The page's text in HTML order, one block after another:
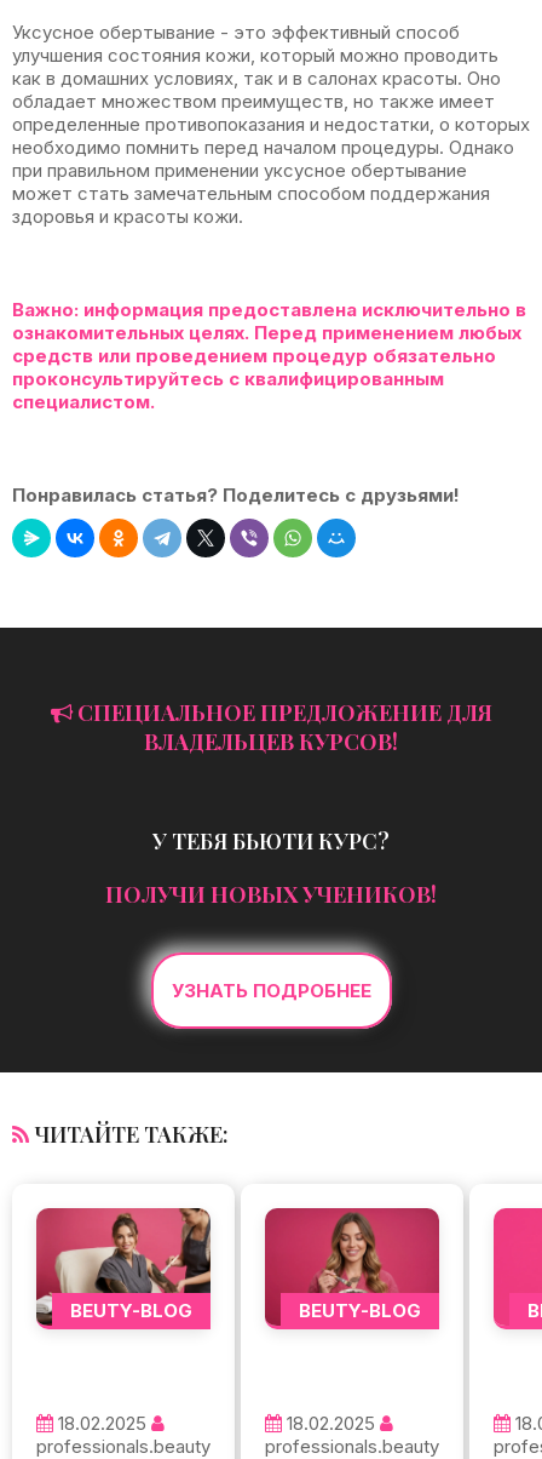
Уксусное обертывание - это эффективный способ
улучшения состояния кожи, который можно проводить
как в домашних условиях, так и в салонах красоты. Оно
обладает множеством преимуществ, но также имеет
определенные противопоказания и недостатки, о которых
необходимо помнить перед началом процедуры. Однако
при правильном применении уксусное обертывание
может стать замечательным способом поддержания
здоровья и красоты кожи.
Важно: информация предоставлена исключительно в
ознакомительных целях. Перед применением любых
средств или проведением процедур обязательно
проконсультируйтесь с квалифицированным
специалистом.
Понравилась статья? Поделитесь с друзьями!
СПЕЦИАЛЬНОЕ ПРЕДЛОЖЕНИЕ ДЛЯ
ВЛАДЕЛЬЦЕВ КУРСОВ!
У ТЕБЯ БЬЮТИ КУРС?
ПОЛУЧИ НОВЫХ УЧЕНИКОВ!
УЗНАТЬ ПОДРОБНЕЕ
ЧИТАЙТЕ ТАКЖЕ:
BEUTY-BLOG
18.02.2025
professionals.beauty
BEUTY-BLOG
18.02.2025
professionals.beauty